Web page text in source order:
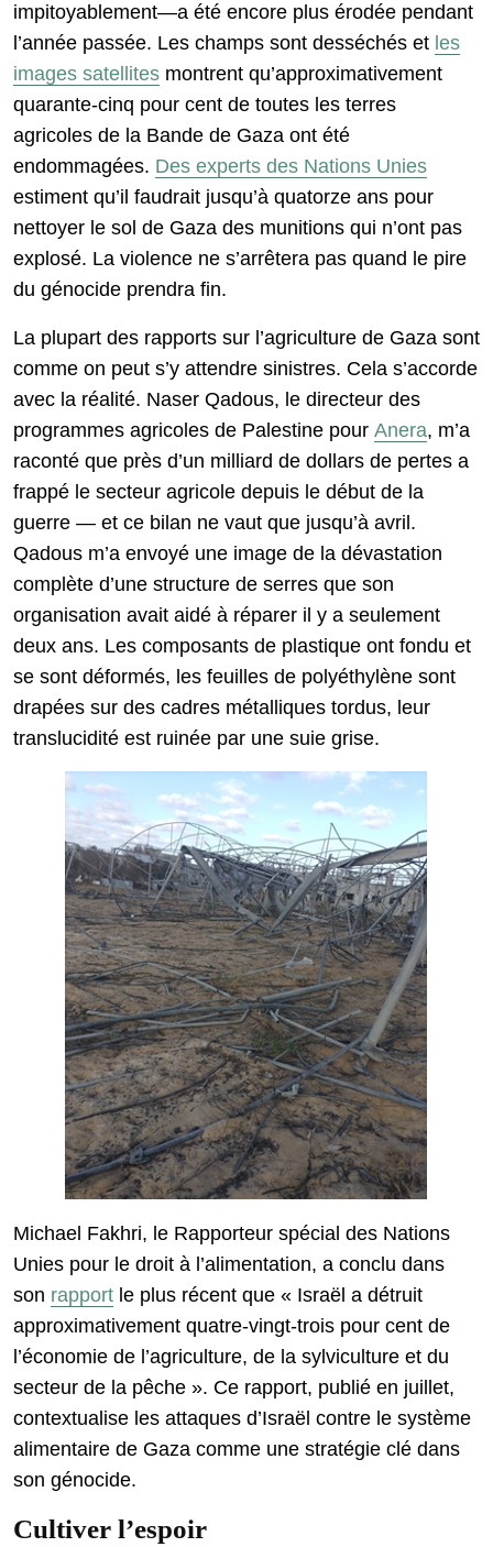
impitoyablement—a été encore plus érodée pendant
l’année passée. Les champs sont desséchés et les
images satellites montrent qu’approximativement
quarante-cinq pour cent de toutes les terres
agricoles de la Bande de Gaza ont été
endommagées. Des experts des Nations Unies
estiment qu’il faudrait jusqu’à quatorze ans pour
nettoyer le sol de Gaza des munitions qui n’ont pas
explosé. La violence ne s’arrêtera pas quand le pire
du génocide prendra fin.
La plupart des rapports sur l’agriculture de Gaza sont
comme on peut s’y attendre sinistres. Cela s’accorde
avec la réalité. Naser Qadous, le directeur des
programmes agricoles de Palestine pour Anera, m’a
raconté que près d’un milliard de dollars de pertes a
frappé le secteur agricole depuis le début de la
guerre — et ce bilan ne vaut que jusqu’à avril.
Qadous m’a envoyé une image de la dévastation
complète d’une structure de serres que son
organisation avait aidé à réparer il y a seulement
deux ans. Les composants de plastique ont fondu et
se sont déformés, les feuilles de polyéthylène sont
drapées sur des cadres métalliques tordus, leur
translucidité est ruinée par une suie grise.
Michael Fakhri, le Rapporteur spécial des Nations
Unies pour le droit à l’alimentation, a conclu dans
son rapport le plus récent que « Israël a détruit
approximativement quatre-vingt-trois pour cent de
l’économie de l’agriculture, de la sylviculture et du
secteur de la pêche ». Ce rapport, publié en juillet,
contextualise les attaques d’Israël contre le système
alimentaire de Gaza comme une stratégie clé dans
son génocide.
Cultiver l’espoir